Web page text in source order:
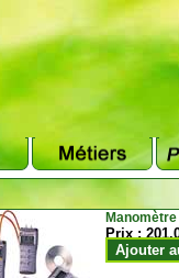
Prix :
Ajouter